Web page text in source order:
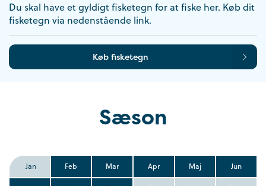
Du skal have et gyldigt fisketegn for at fiske her. Køb dit
fisketegn via nedenstående link.
Køb fisketegn
Sæson
Jan Feb Mar Apr Maj Jun